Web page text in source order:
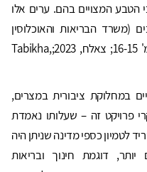
הטבע המצויים בהם. ערים אלו
30 מיליון תושבים (משרד הבריאות והאוכלוסין
ומועצת האוכלוסין הלאומית, 2023, עמ' 16-15; צאלח, 2023;Tabikha,
במחלוקת ציבורית במצרים,
פרויקט זה – שעלותו נאמדת
לטמיון כספי מדינה שניתן היה
יותר, דוגמת חינוך ובריאות